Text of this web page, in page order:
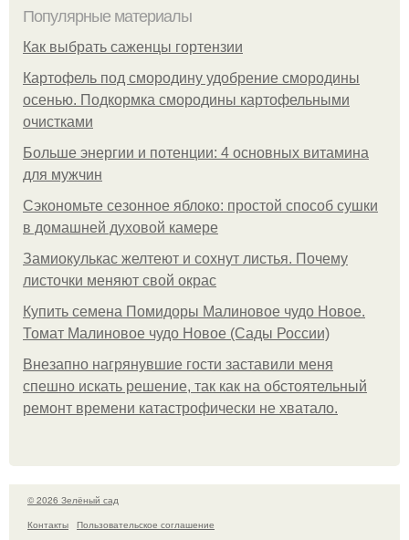
Популярные материалы
Как выбрать саженцы гортензии
Картофель под смородину удобрение смородины
осенью. Подкормка смородины картофельными
очистками
Больше энергии и потенции: 4 основных витамина
для мужчин
Сэкономьте сезонное яблоко: простой способ сушки
в домашней духовой камере
Замиокулькас желтеют и сохнут листья. Почему
листочки меняют свой окрас
Купить семена Помидоры Малиновое чудо Новое.
Томат Малиновое чудо Новое (Сады России)
Внезапно нагрянувшие гости заставили меня
спешно искать решение, так как на обстоятельный
ремонт времени катастрофически не хватало.
© 2026 Зелёный сад
Контакты
Пользовательское соглашение